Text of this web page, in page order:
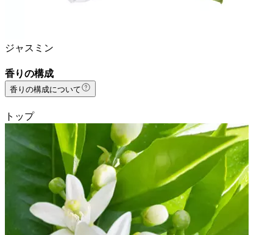
ジャスミン
香りの構成
香りの構成について
トップ